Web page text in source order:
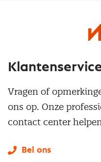
Vragen of
ons op. Onze
contact center
Bel ons